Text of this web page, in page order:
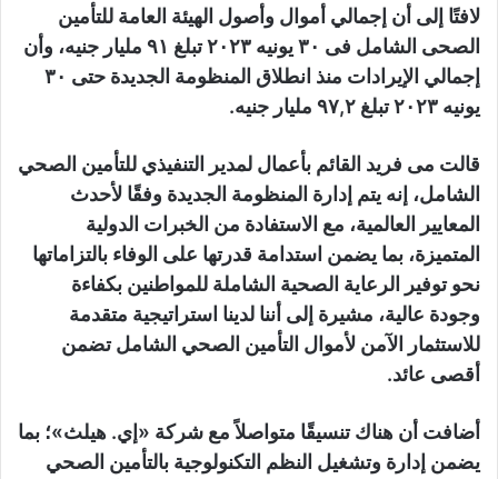
لافتًا إلى أن إجمالي أموال وأصول الهيئة العامة للتأمين
الصحى الشامل فى ٣٠ يونيه ٢٠٢٣ تبلغ ٩١ مليار جنيه، وأن
إجمالي الإيرادات منذ انطلاق المنظومة الجديدة حتى ٣٠
يونيه ٢٠٢٣ تبلغ ٩٧,٢ مليار جنيه.
قالت مى فريد القائم بأعمال لمدير التنفيذي للتأمين الصحي
الشامل، إنه يتم إدارة المنظومة الجديدة وفقًا لأحدث
المعايير العالمية، مع الاستفادة من الخبرات الدولية
المتميزة، بما يضمن استدامة قدرتها على الوفاء بالتزاماتها
نحو توفير الرعاية الصحية الشاملة للمواطنين بكفاءة
وجودة عالية، مشيرة إلى أننا لدينا استراتيجية متقدمة
للاستثمار الآمن لأموال التأمين الصحي الشامل تضمن
أقصى عائد.
أضافت أن هناك تنسيقًا متواصلاً مع شركة «إي. هيلث»؛ بما
يضمن إدارة وتشغيل النظم التكنولوجية بالتأمين الصحي